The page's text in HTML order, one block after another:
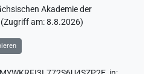
Akademie der
am:8.8.2026)